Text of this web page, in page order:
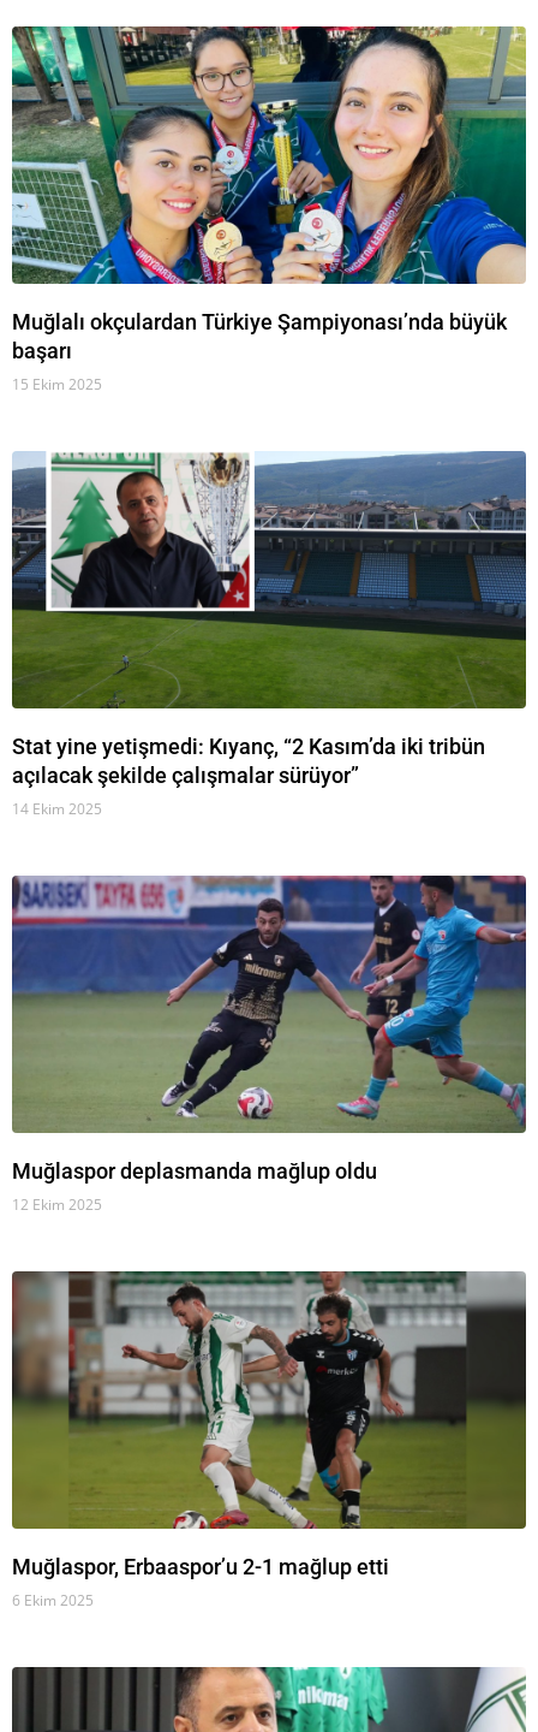
Muğlalı okçulardan Türkiye Şampiyonası’nda büyük
başarı
15 Ekim 2025
Stat yine yetişmedi: Kıyanç, “2 Kasım’da iki tribün
açılacak şekilde çalışmalar sürüyor”
14 Ekim 2025
Muğlaspor deplasmanda mağlup oldu
12 Ekim 2025
Muğlaspor, Erbaaspor’u 2-1 mağlup etti
6 Ekim 2025